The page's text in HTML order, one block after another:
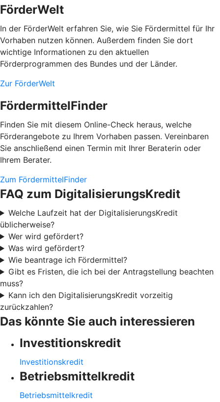
FörderWelt
In der FörderWelt erfahren Sie, wie Sie Fördermittel für Ihr
Vorhaben nutzen können. Außerdem finden Sie dort
wichtige Informationen zu den aktuellen
Förderprogrammen des Bundes und der Länder.
Zur FörderWelt
FördermittelFinder
Finden Sie mit diesem Online-Check heraus, welche
Förderangebote zu Ihrem Vorhaben passen. Vereinbaren
Sie anschließend einen Termin mit Ihrer Beraterin oder
Ihrem Berater.
Zum FördermittelFinder
FAQ zum DigitalisierungsKredit
Welche Laufzeit hat der DigitalisierungsKredit
üblicherweise?
Wer wird gefördert?
Was wird gefördert?
Wie beantrage ich Fördermittel?
Gibt es Fristen, die ich bei der Antragstellung beachten
muss?
Kann ich den DigitalisierungsKredit vorzeitig
zurückzahlen?
Das könnte Sie auch interessieren
Investitionskredit
Investitionskredit
Betriebsmittelkredit
Betriebsmittelkredit